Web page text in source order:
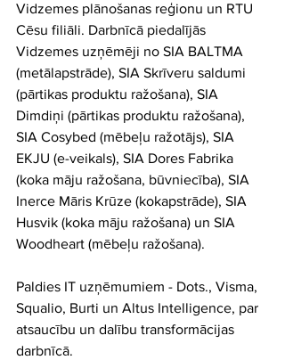
Vidzemes plānošanas reģionu un RTU
Cēsu filiāli. Darbnīcā piedalījās
Vidzemes uzņēmēji no SIA BALTMA
(metālapstrāde), SIA Skrīveru saldumi
(pārtikas produktu ražošana), SIA
Dimdiņi (pārtikas produktu ražošana),
SIA Cosybed (mēbeļu ražotājs), SIA
EKJU (e-veikals), SIA Dores Fabrika
(koka māju ražošana, būvniecība), SIA
Inerce Māris Krūze (kokapstrāde), SIA
Husvik (koka māju ražošana) un SIA
Woodheart (mēbeļu ražošana).
Paldies IT uzņēmumiem - Dots., Visma,
Squalio, Burti un Altus Intelligence, par
atsaucību un dalību transformācijas
darbnīcā.